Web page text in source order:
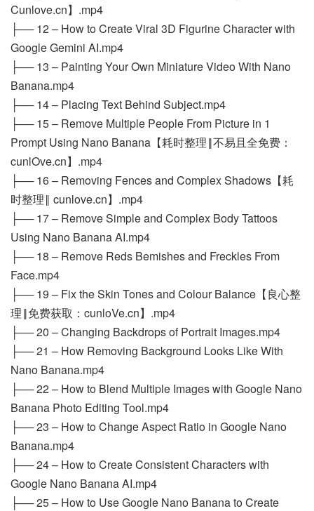
Cunlove.cn】.mp4
├── 12 – How to Create Viral 3D Figurine Character with
Google Gemini AI.mp4
├── 13 – Painting Your Own Miniature Video With Nano
Banana.mp4
├── 14 – Placing Text Behind Subject.mp4
├── 15 – Remove Multiple People From Picture in 1
Prompt Using Nano Banana【耗时整理‖不易且全免费：
cunlOve.cn】.mp4
├── 16 – Removing Fences and Complex Shadows【耗
时整理‖ cunlove.cn】.mp4
├── 17 – Remove Simple and Complex Body Tattoos
Using Nano Banana AI.mp4
├── 18 – Remove Reds Bemishes and Freckles From
Face.mp4
├── 19 – Fix the Skin Tones and Colour Balance【良心整
理‖免费获取：cunloVe.cn】.mp4
├── 20 – Changing Backdrops of Portrait Images.mp4
├── 21 – How Removing Background Looks Like With
Nano Banana.mp4
├── 22 – How to Blend Multiple Images with Google Nano
Banana Photo Editing Tool.mp4
├── 23 – How to Change Aspect Ratio in Google Nano
Banana.mp4
├── 24 – How to Create Consistent Characters with
Google Nano Banana AI.mp4
├── 25 – How to Use Google Nano Banana to Create